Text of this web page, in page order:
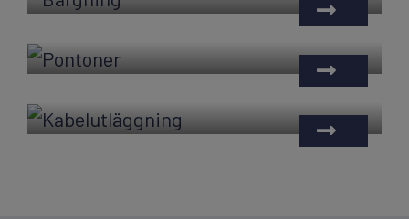
Pontoner
Kabelutläggning